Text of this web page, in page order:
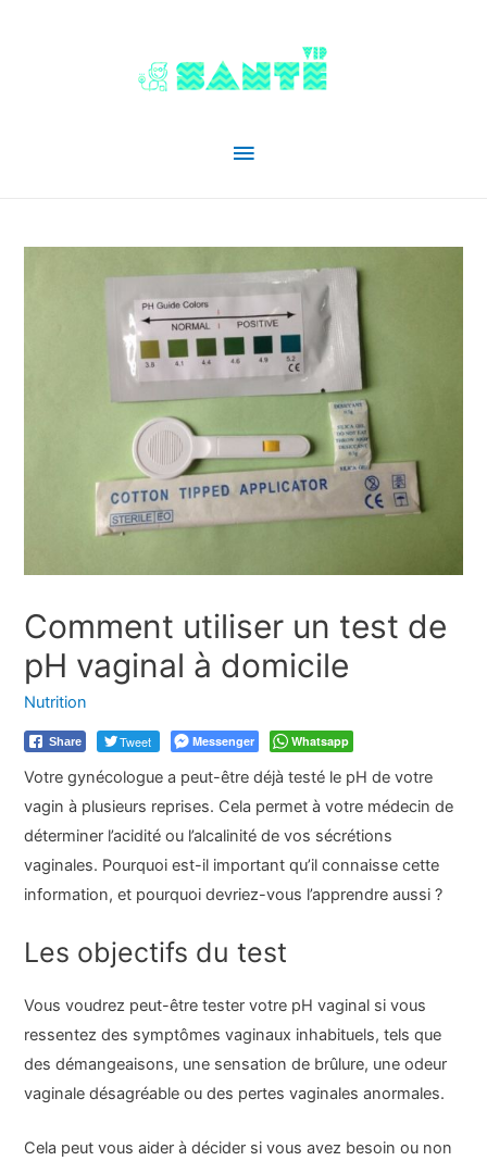
Menu
Comment utiliser un test de
pH vaginal à domicile
Nutrition
Share Tweet Messenger Whatsapp
Votre gynécologue a peut-être déjà testé le pH de votre
vagin à plusieurs reprises. Cela permet à votre médecin de
déterminer l’acidité ou l’alcalinité de vos sécrétions
vaginales. Pourquoi est-il important qu’il connaisse cette
information, et pourquoi devriez-vous l’apprendre aussi ?
Les objectifs du test
Vous voudrez peut-être tester votre pH vaginal si vous
ressentez des symptômes vaginaux inhabituels, tels que
des démangeaisons, une sensation de brûlure, une odeur
vaginale désagréable ou des pertes vaginales anormales.
Cela peut vous aider à décider si vous avez besoin ou non